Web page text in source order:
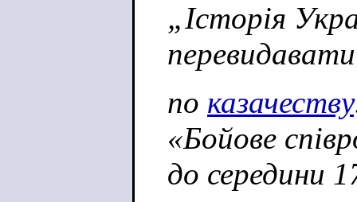
„Історія
по казачеству
«Бойове
до середини